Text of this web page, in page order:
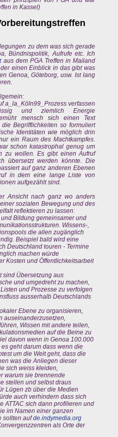
in Kassel)
zu dem was sich gerade
Bündnispolitik, Aufrufe etc. Ich
aus dem PGA Treffen in Mailand
einen Einblick in das gibt was
Genoa, Göteborg, usw. Ist lang
a_la_Köln99_Prozess verfassen
und ziemlich Energie
mensch sich einen Text
Begrifflichkeiten so formuliert
Identitäten wie möglich drin
ein Raum des Machtkampfes.
schon katastrophal genug um
zu wollen. Es gibt einen Aufruf
übersetzt werden könnte. Die
auf ganz anderen Ebenen
in dem eine lange Liste von
aufgezählt sind.
Ansicht nach ganz wo anders
sozialen Bewegung und des
reflektieren zu lassen:
Bildung gemeinsamer und
Wissens-,
die allen zugänglich
Beispiel bald wird eine
Deutschland touren - Termine
machen würde
Kosten und Öffentlichkeitsarbeit
sind Übersetzung aus
und umgedreht zu machen,
und Prozesse zu verfolgen
ausserhalb Deutschlands
Ebene zu organisieren,
auseinanderzusetzen,
Wissen mit andere teilen,
auf die Beine zu
davon wenn in Genoa 100.000
geht darum dass wenn die
um die Welt geht, dass die
was die Anliegen dieser
sich weiss kleiden,
warum sie brennende
stellen und selbst draus
Lügen zb über die Medien
auch verhindern dass sich
ATTAC sich dann profilieren und
im Namen einer ganzen
sollten aufde.indymedia.org
als Orte der